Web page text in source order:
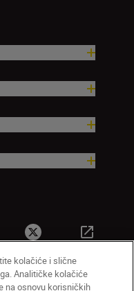
kolačiće i slične
Analitičke kolačiće
na osnovu korisničkih